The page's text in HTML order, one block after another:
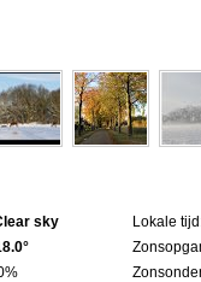
sky
Lokale